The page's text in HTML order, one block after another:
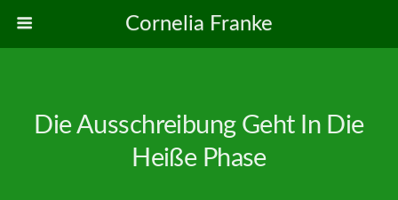
Cornelia Franke
Die Ausschreibung Geht In Die
Heiße Phase